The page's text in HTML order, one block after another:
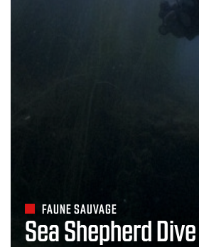
FAUNE SAUVAGE
Sea Shepherd Dive